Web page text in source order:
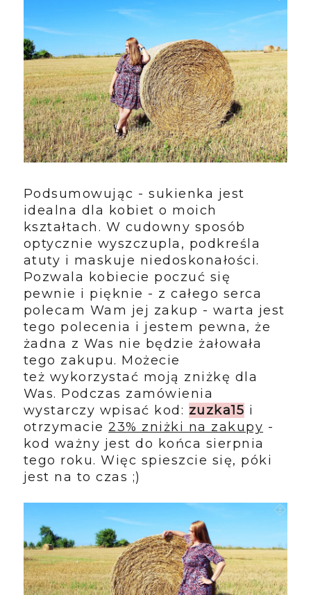
Podsumowując - sukienka jest
idealna dla kobiet o moich
kształtach. W cudowny sposób
optycznie wyszczupla, podkreśla
atuty i maskuje niedoskonałości.
Pozwala kobiecie poczuć się
pewnie i pięknie - z całego serca
polecam Wam jej zakup - warta jest
tego polecenia i jestem pewna, że
żadna z Was nie będzie żałowała
tego zakupu. Możecie
też wykorzystać moją zniżkę dla
Was. Podczas zamówienia
wystarczy wpisać kod: zuzka15 i
otrzymacie23% zniżki na zakupy -
kod ważny jest do końca sierpnia
tego roku. Więc spieszcie się, póki
jest na to czas ;)